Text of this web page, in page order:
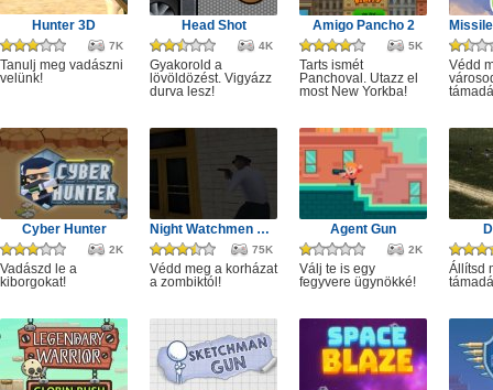
Hunter 3D
7K
Tanulj meg vadászni
velünk!
Head Shot
4K
Gyakorold a
lövöldözést. Vigyázz
durva lesz!
Amigo Pancho 2
5K
Tarts ismét
Panchoval. Utazz el
most New Yorkba!
Védd
Cyber Hunter
2K
Vadászd le a
kiborgokat!
Night Watchmen Stories Zombie Hospital
75K
Védd meg a korházat
a zombiktól!
Agent Gun
2K
Válj te is egy
fegyvere ügynökké!
Állítsd